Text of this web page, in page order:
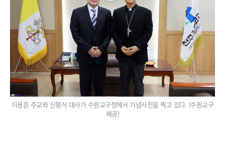
이용훈 주교와 신형식 대사가 수원교구청에서 기념사진을 찍고 있다. (수원교구
제공)